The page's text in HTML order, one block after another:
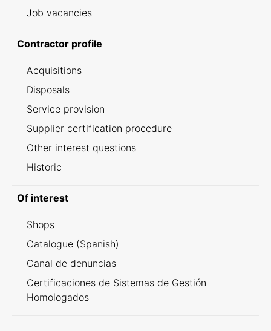
Job vacancies
Contractor profile
Acquisitions
Disposals
Service provision
Supplier certification procedure
Other interest questions
Historic
Of interest
Shops
Catalogue (Spanish)
Canal de denuncias
Certificaciones de Sistemas de Gestión
Homologados